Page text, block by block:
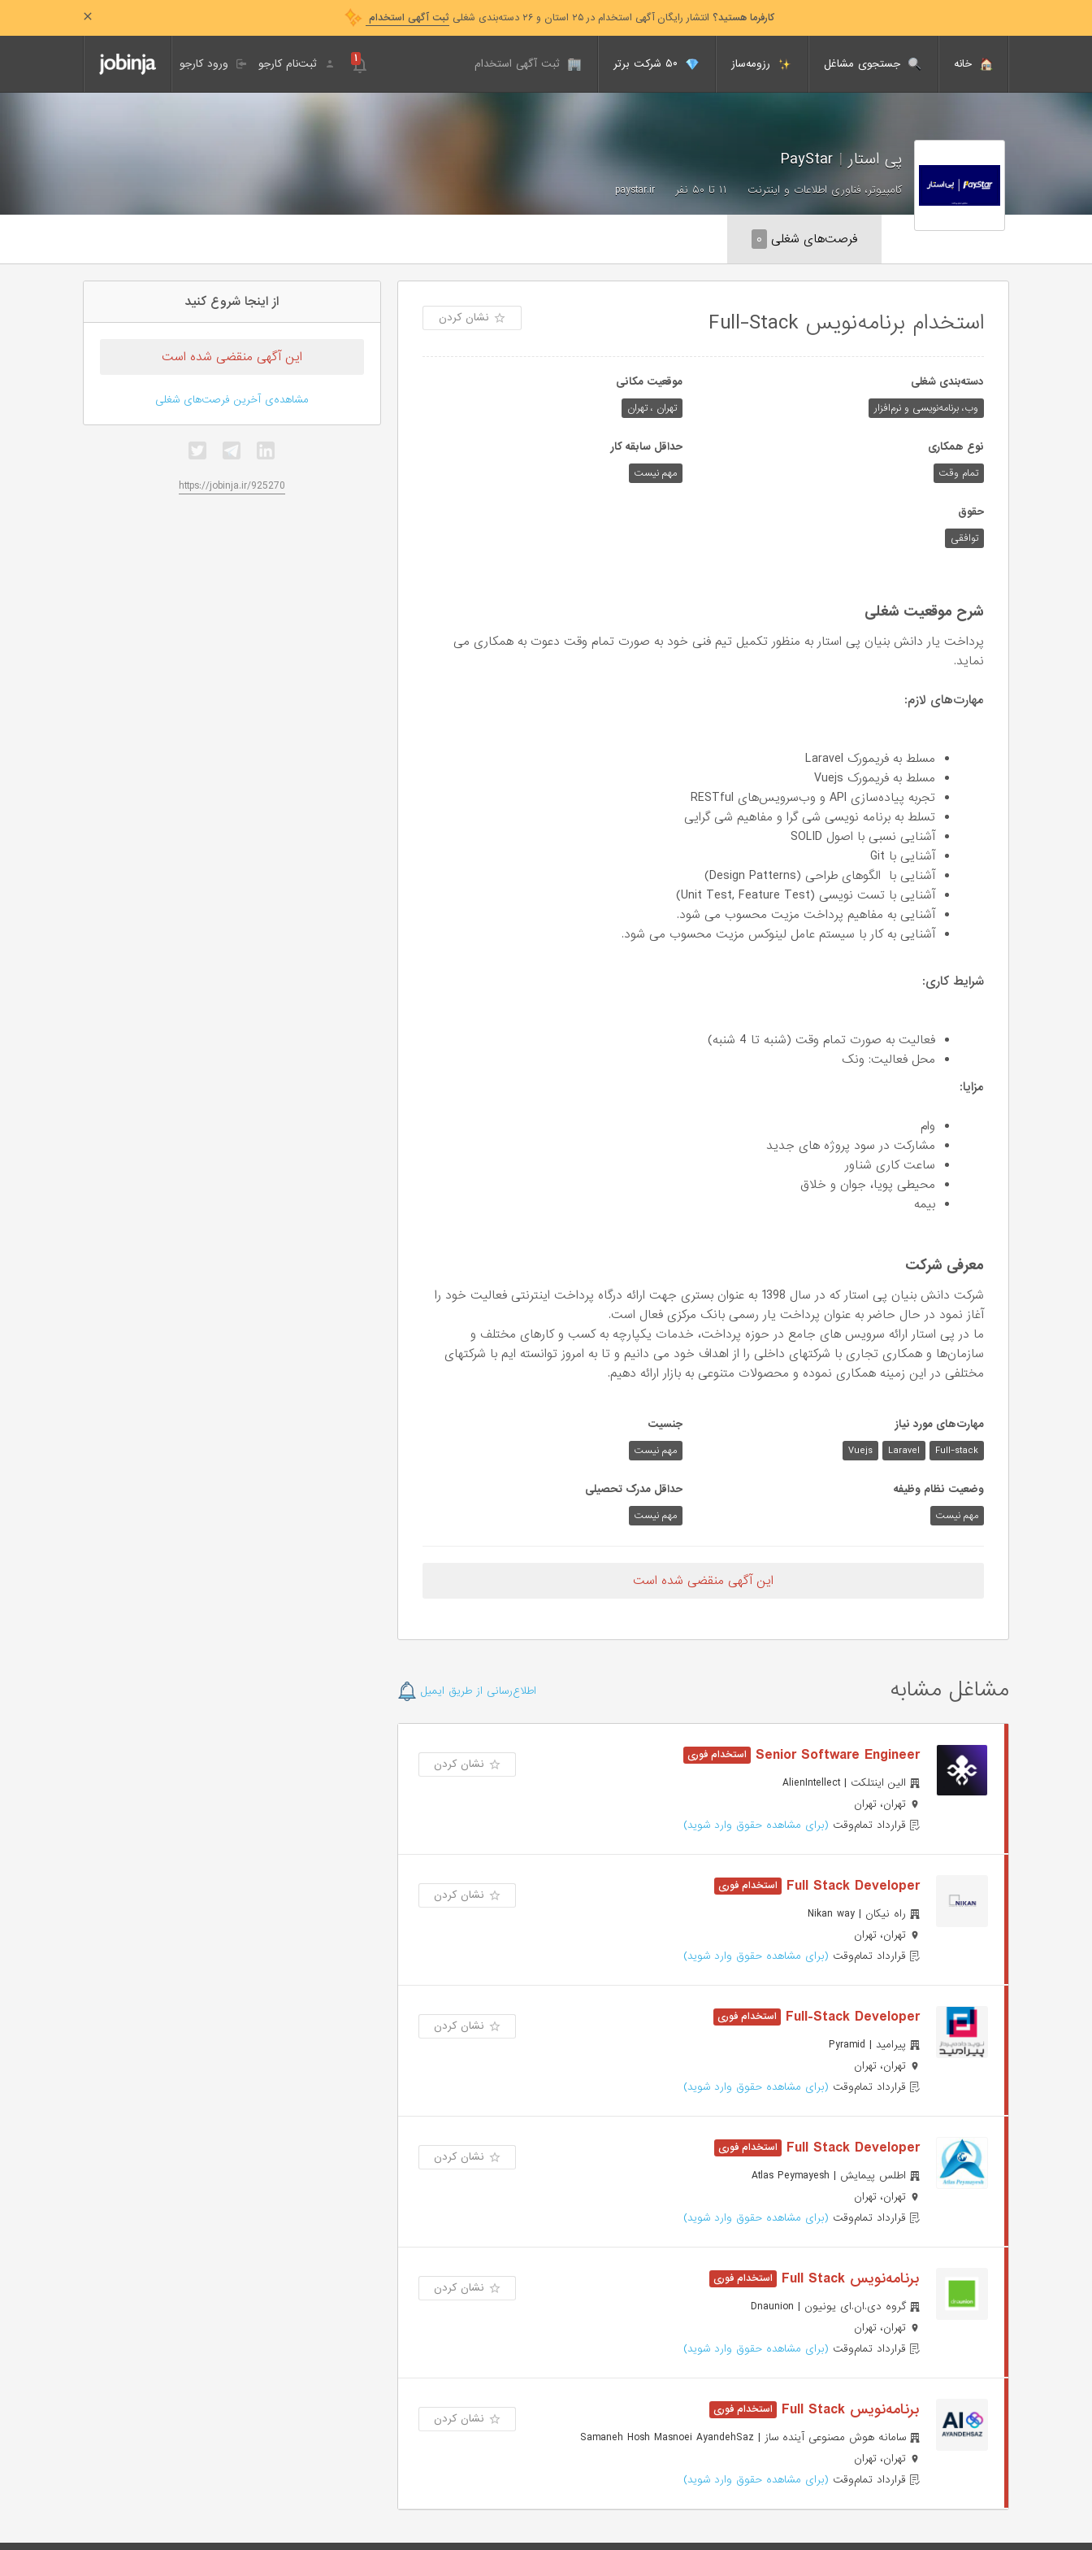
کارفرما هستید؟ انتشار رایگان آگهی استخدام در ۲۵ استان و ۲۶ دسته‌بندی شغلی ثبت آگهی استخدام
خانه جستجوی مشاغل رزومه‌ساز ثبت آگهی استخدام ورود کارجو ثبت‌نام کارجو ۱
پی استار |
کامپیوتر، فناوری اطلاعات و اینترنت ۱۱ تا ۵۰ نفر paystar.ir
فرصت‌های شغلی ۰
استخدام برنامه‌نویس Full-Stack نشان کردن
دسته‌بندی شغلی
وب،‌ برنامه‌نویسی و نرم‌افزار
موقعیت مکانی
تهران ، تهران
نوع همکاری
تمام وقت
حداقل سابقه کار
مهم نیست
حقوق
توافقی
شرح موقعیت شغلی
پرداخت یار دانش بنیان پی استار به منظور تکمیل تیم فنی خود به صورت تمام وقت دعوت به همکاری می
نماید.
مهارت‌های لازم:
مسلط به فریمورک Laravel
مسلط به فریمورک Vuejs
تجربه پیاده‌سازی API و وب‌سرویس‌های RESTful
تسلط به برنامه نویسی شی گرا و مفاهیم شی گرایی
آشنایی نسبی با اصول SOLID
آشنایی با Git
آشنایی با الگوهای طراحی (Design Patterns)
آشنایی با تست نویسی (Unit Test, Feature Test)
آشنایی به مفاهیم پرداخت مزیت محسوب می شود.
آشنایی به کار با سیستم عامل لینوکس مزیت محسوب می شود.
شرایط کاری:
فعالیت به صورت تمام وقت (شنبه تا 4 شنبه)
محل فعالیت: ونک
مزایا:
وام
مشارکت در سود پروژه های جدید
ساعت کاری شناور
محیطی پویا، جوان و خلاق
بیمه
معرفی شرکت
شرکت دانش بنیان پی استار که در سال 1398 به عنوان بستری جهت ارائه درگاه پرداخت اینترنتی فعالیت خود را
آغاز نمود در حال حاضر به عنوان پرداخت یار رسمی بانک مرکزی فعال است.
ما در پی استار ارائه سرویس های جامع در حوزه پرداخت، خدمات یکپارچه به کسب و کارهای مختلف و
سازمان‌ها و همکاری تجاری با شرکتهای داخلی را از اهداف خود می دانیم و تا به امروز توانسته ایم با شرکتهای
مختلفی در این زمینه همکاری نموده و محصولات متنوعی به بازار ارائه دهیم.
مهارت‌های مورد نیاز
Full-stack
Laravel
Vuejs
جنسیت
مهم نیست
وضعیت نظام وظیفه
مهم‌ نیست
حداقل مدرک تحصیلی
مهم نیست
این آگهی منقضی شده است
مشاغل مشابه اطلاع‌رسانی از طریق ایمیل
Senior Software Engineer
الین اینتلکت | AlienIntellect
تهران، تهران
قرارداد تمام‌وقت (برای مشاهده حقوق وارد شوید)
نشان کردن
Full Stack Developer
راه نیکان | Nikan way
تهران، تهران
قرارداد تمام‌وقت (برای مشاهده حقوق وارد شوید)
نشان کردن
Full-Stack Developer
پیرامید | Pyramid
تهران، تهران
قرارداد تمام‌وقت (برای مشاهده حقوق وارد شوید)
نشان کردن
Full Stack Developer
اطلس پیمایش | Atlas Peymayesh
تهران، تهران
قرارداد تمام‌وقت (برای مشاهده حقوق وارد شوید)
نشان کردن
برنامه‌نویس Full Stack
گروه دی.ان.ای یونیون | Dnaunion
تهران، تهران
قرارداد تمام‌وقت (برای مشاهده حقوق وارد شوید)
نشان کردن
برنامه‌نویس Full Stack
سامانه هوش مصنوعی آینده ساز | Samaneh Hosh Masnoei AyandehSaz
تهران، تهران
قرارداد تمام‌وقت (برای مشاهده حقوق وارد شوید)
نشان کردن
از اینجا شروع کنید
این آگهی منقضی شده است
مشاهده‌ی آخرین فرصت‌های شغلی
https://jobinja.ir/925270